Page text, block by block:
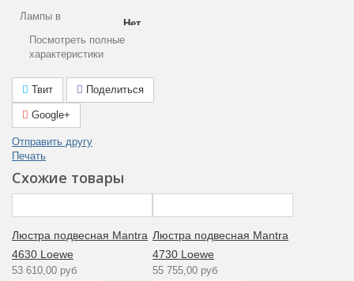
Лампы в
Нет
Площадь
Общая мощность
(Вт)
Степень
пылевлагозащиты
(IP) пыль (1ая
цифра) влага (2ая
производителя
(месяцы)
12
Посмотреть полные
характеристики
Твит Поделиться
Google+
Отправить другу
Печать
Схожие товары
Люстра подвесная Mantra
4630 Loewe
53 610,00 руб
Люстра подвесная Mantra
4730 Loewe
55 755,00 руб